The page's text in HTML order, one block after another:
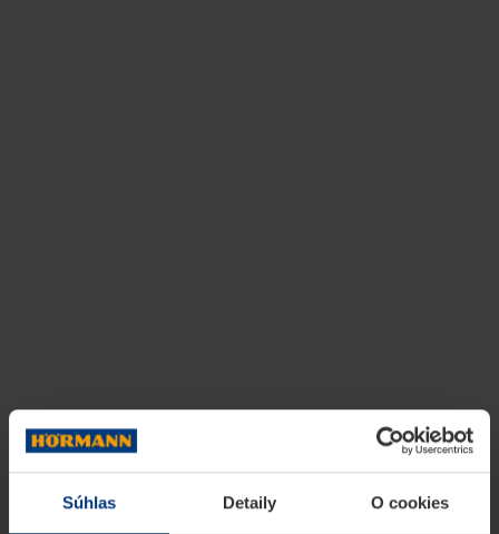
Súhlas Detaily O cookies